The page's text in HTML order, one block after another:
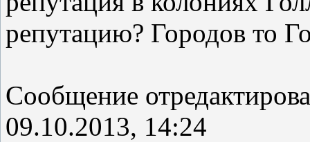
репутацию? Городов то
Сообщение
09.10.2013, 14:24